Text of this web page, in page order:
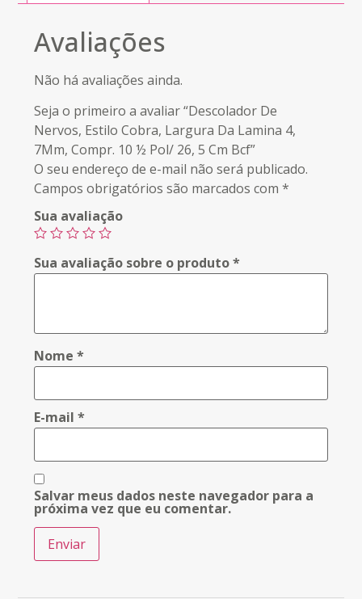
Avaliações
Não há avaliações ainda.
Seja o primeiro a avaliar “Descolador De
Nervos, Estilo Cobra, Largura Da Lamina 4,
7Mm, Compr. 10 ½ Pol/ 26, 5 Cm Bcf”
O seu endereço de e-mail não será publicado.
Campos obrigatórios são marcados com*
Sua avaliação
Sua avaliação sobre o produto*
Nome*
E-mail*
Salvar meus dados neste navegador para a
próxima vez que eu comentar.